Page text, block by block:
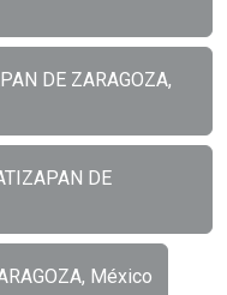
DE ZARAGOZA,
DE
México